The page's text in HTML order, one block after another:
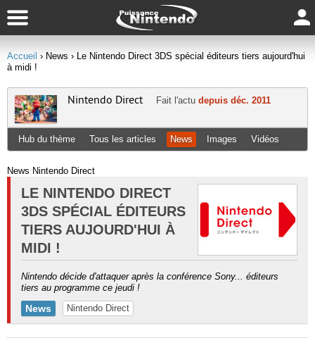
Accueil › News › Le Nintendo Direct 3DS spécial éditeurs tiers aujourd'hui
à midi !
Nintendo Direct Fait l'actu depuis déc. 2011
Hub du thème Tous les articles News Images Vidéos
News Nintendo Direct
LE NINTENDO DIRECT
3DS SPÉCIAL ÉDITEURS
TIERS AUJOURD'HUI À
MIDI !
Nintendo décide d'attaquer après la conférence Sony... éditeurs
tiers au programme ce jeudi !
News Nintendo Direct